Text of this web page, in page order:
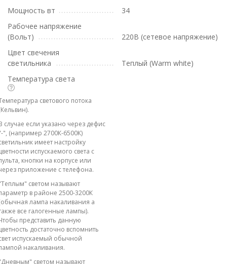
Мощность вт
34
Рабочее напряжение
(Вольт)
220В (сетевое напряжение)
Цвет свечения
светильника
Теплый (Warm white)
Температура света
светового потока
случае если указано через дефис
", (например 2700К-6500К)
имеет настройку
испускаемого света с
кнопки на корпусе или
приложение с телефона.
светом называют
в районе 2500-3200К
лампа накаливания а
все галогенные лампы).
представить данную
достаточно вспомнить
испускаемый обычной
накаливания.
светом называют